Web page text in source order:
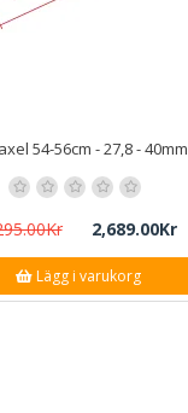
54-56cm - 27,8 - 40mm
2,689.00Kr
Lägg i varukorg